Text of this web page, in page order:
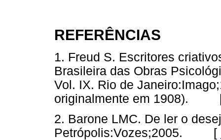
REFERÊNCIAS
1. Freud S. Escritores
Brasileira das Obras
Vol. IX. Rio de
originalmente em 1908).
2. Barone LMC. De ler o
Petrópolis:Vozes;2005. [